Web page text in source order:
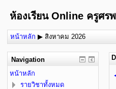
ห้องเรียน Online ครูศร
หน้าหลัก ▶ สิงหาคม 2026
Navigation
หน้าหลัก
รายวิชาทั้งหมด